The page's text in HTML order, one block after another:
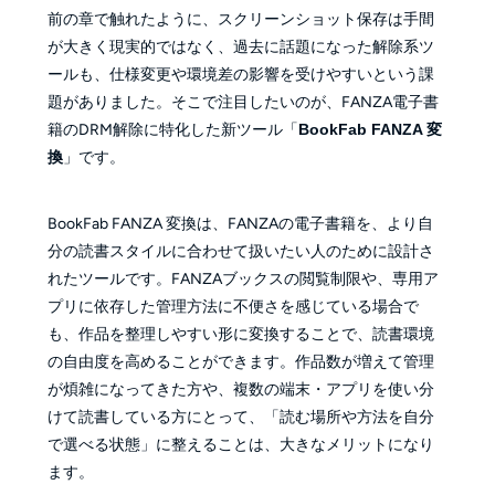
前の章で触れたように、スクリーンショット保存は手間
が大きく現実的ではなく、過去に話題になった解除系ツ
ールも、仕様変更や環境差の影響を受けやすいという課
題がありました。そこで注目したいのが、FANZA電子書
籍のDRM解除に特化した新ツール「BookFab FANZA 変
換」です。
BookFab FANZA 変換は、FANZAの電子書籍を、より自
分の読書スタイルに合わせて扱いたい人のために設計さ
れたツールです。FANZAブックスの閲覧制限や、専用ア
プリに依存した管理方法に不便さを感じている場合で
も、作品を整理しやすい形に変換することで、読書環境
の自由度を高めることができます。作品数が増えて管理
が煩雑になってきた方や、複数の端末・アプリを使い分
けて読書している方にとって、「読む場所や方法を自分
で選べる状態」に整えることは、大きなメリットになり
ます。